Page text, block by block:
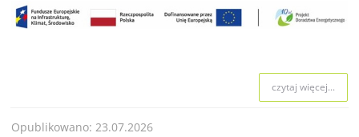
czytaj więcej...
Opublikowano: 23.07.2026